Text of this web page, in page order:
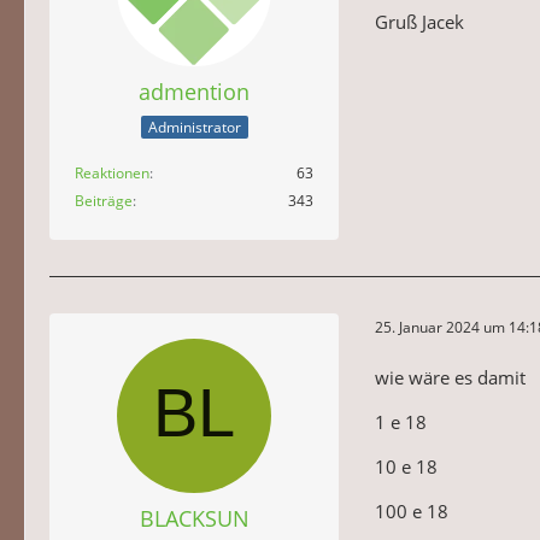
admention
Administrator
Reaktionen
63
Beiträge
343
Gruß Jacek
BLACKSUN
25. Januar 2024 um
wie wäre es damit
1 e 18
10 e 18
100 e 18